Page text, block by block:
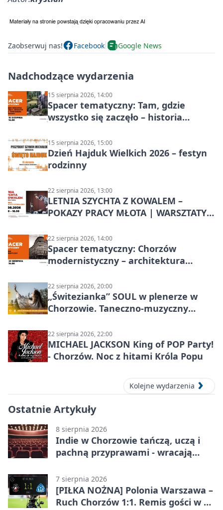
Zaobserwuj nas! Facebook Google News
Nadchodzące wydarzenia
15 sierpnia 2026, 14:00
Spacer tematyczny: Tam, gdzie
wszystko się zaczęło – historia
15 sierpnia 2026, 15:00
Dzień Hajduk Wielkich 2026 – festyn
rodzinny
22 sierpnia 2026, 13:00
LETNIA SZYCHTA Z KOWALEM –
POKAZY PRACY MŁOTA | WARSZTATY
22 sierpnia 2026, 14:00
Spacer tematyczny: Chorzów
modernistyczny – architektura
22 sierpnia 2026, 20:00
„Świtezianka” SOUL w plenerze w
Chorzowie. Taneczno-muzyczny
22 sierpnia 2026, 22:00
MICHAEL JACKSON King of POP Party!
- Chorzów. Noc z hitami Króla Popu
Kolejne wydarzenia
Ostatnie Artykuły
8 sierpnia 2026
Indie w Chorzowie tańczą, uczą i
pachną przyprawami - wracają
7 sierpnia 2026
[PIŁKA NOŻNA] Polonia Warszawa –
Ruch Chorzów 1:1. Remis gości w 3.